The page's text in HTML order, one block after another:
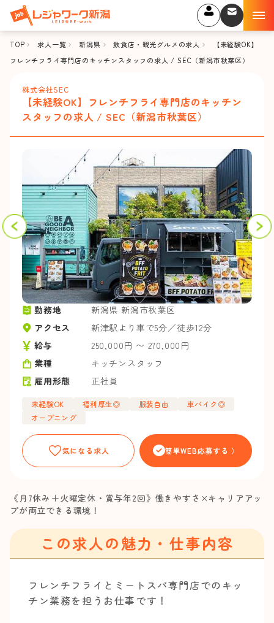
TOP 求人一覧 新潟県 飲食店・観光グルメの求人
【未経験OK】
フレンチフライ専門店のキッチンスタッフの求人 / SEC（新潟市秋葉区）
株式会社SEC
【未経験OK】フレンチフライ専門店のキッチン
スタッフの求人 / SEC（新潟市秋葉区）
勤務地
新潟県 新潟市秋葉区
アクセス
新津駅より車で5分／徒歩12分
給与
250,000円 〜 270,000円
業種
キッチンスタッフ
雇用形態
正社員
未経験OK 福利厚生◎ 服装自由
車バイク◎
オープニング
気になる求人 簡単WEB応募する 〉
《月7休み＋火曜定休・賞与年2回》働きやすさ×キャリアアッ
プが両立できる環境！
この求人の魅力・仕事内容
フレンチフライとミートスパ専門店でのキッ
チン業務を担うお仕事です！